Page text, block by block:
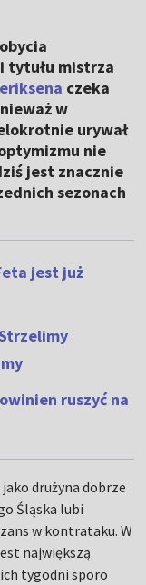
tytułu mistrza
czeka
w
urywał
nie
jest znacznie
sezonach
jest już
ruszyć na
jako drużyna dobrze
Śląska lubi
w kontrataku. W
największą
tygodni sporo